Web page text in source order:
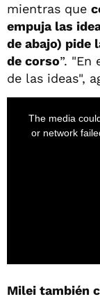
mientras que
empuja las
de abajo) pide
de corso”. "En
de las ideas",
Milei también